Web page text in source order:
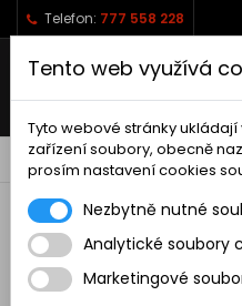
Telefon: 777 558 228
 
RC AUTA
Sestavená auta elektro
Tento web využívá
Tyto webové stránky
zařízení soubory, obecně
prosím nastavení cookies
Nezbytně nutné
Analytické soubory
Marketingové